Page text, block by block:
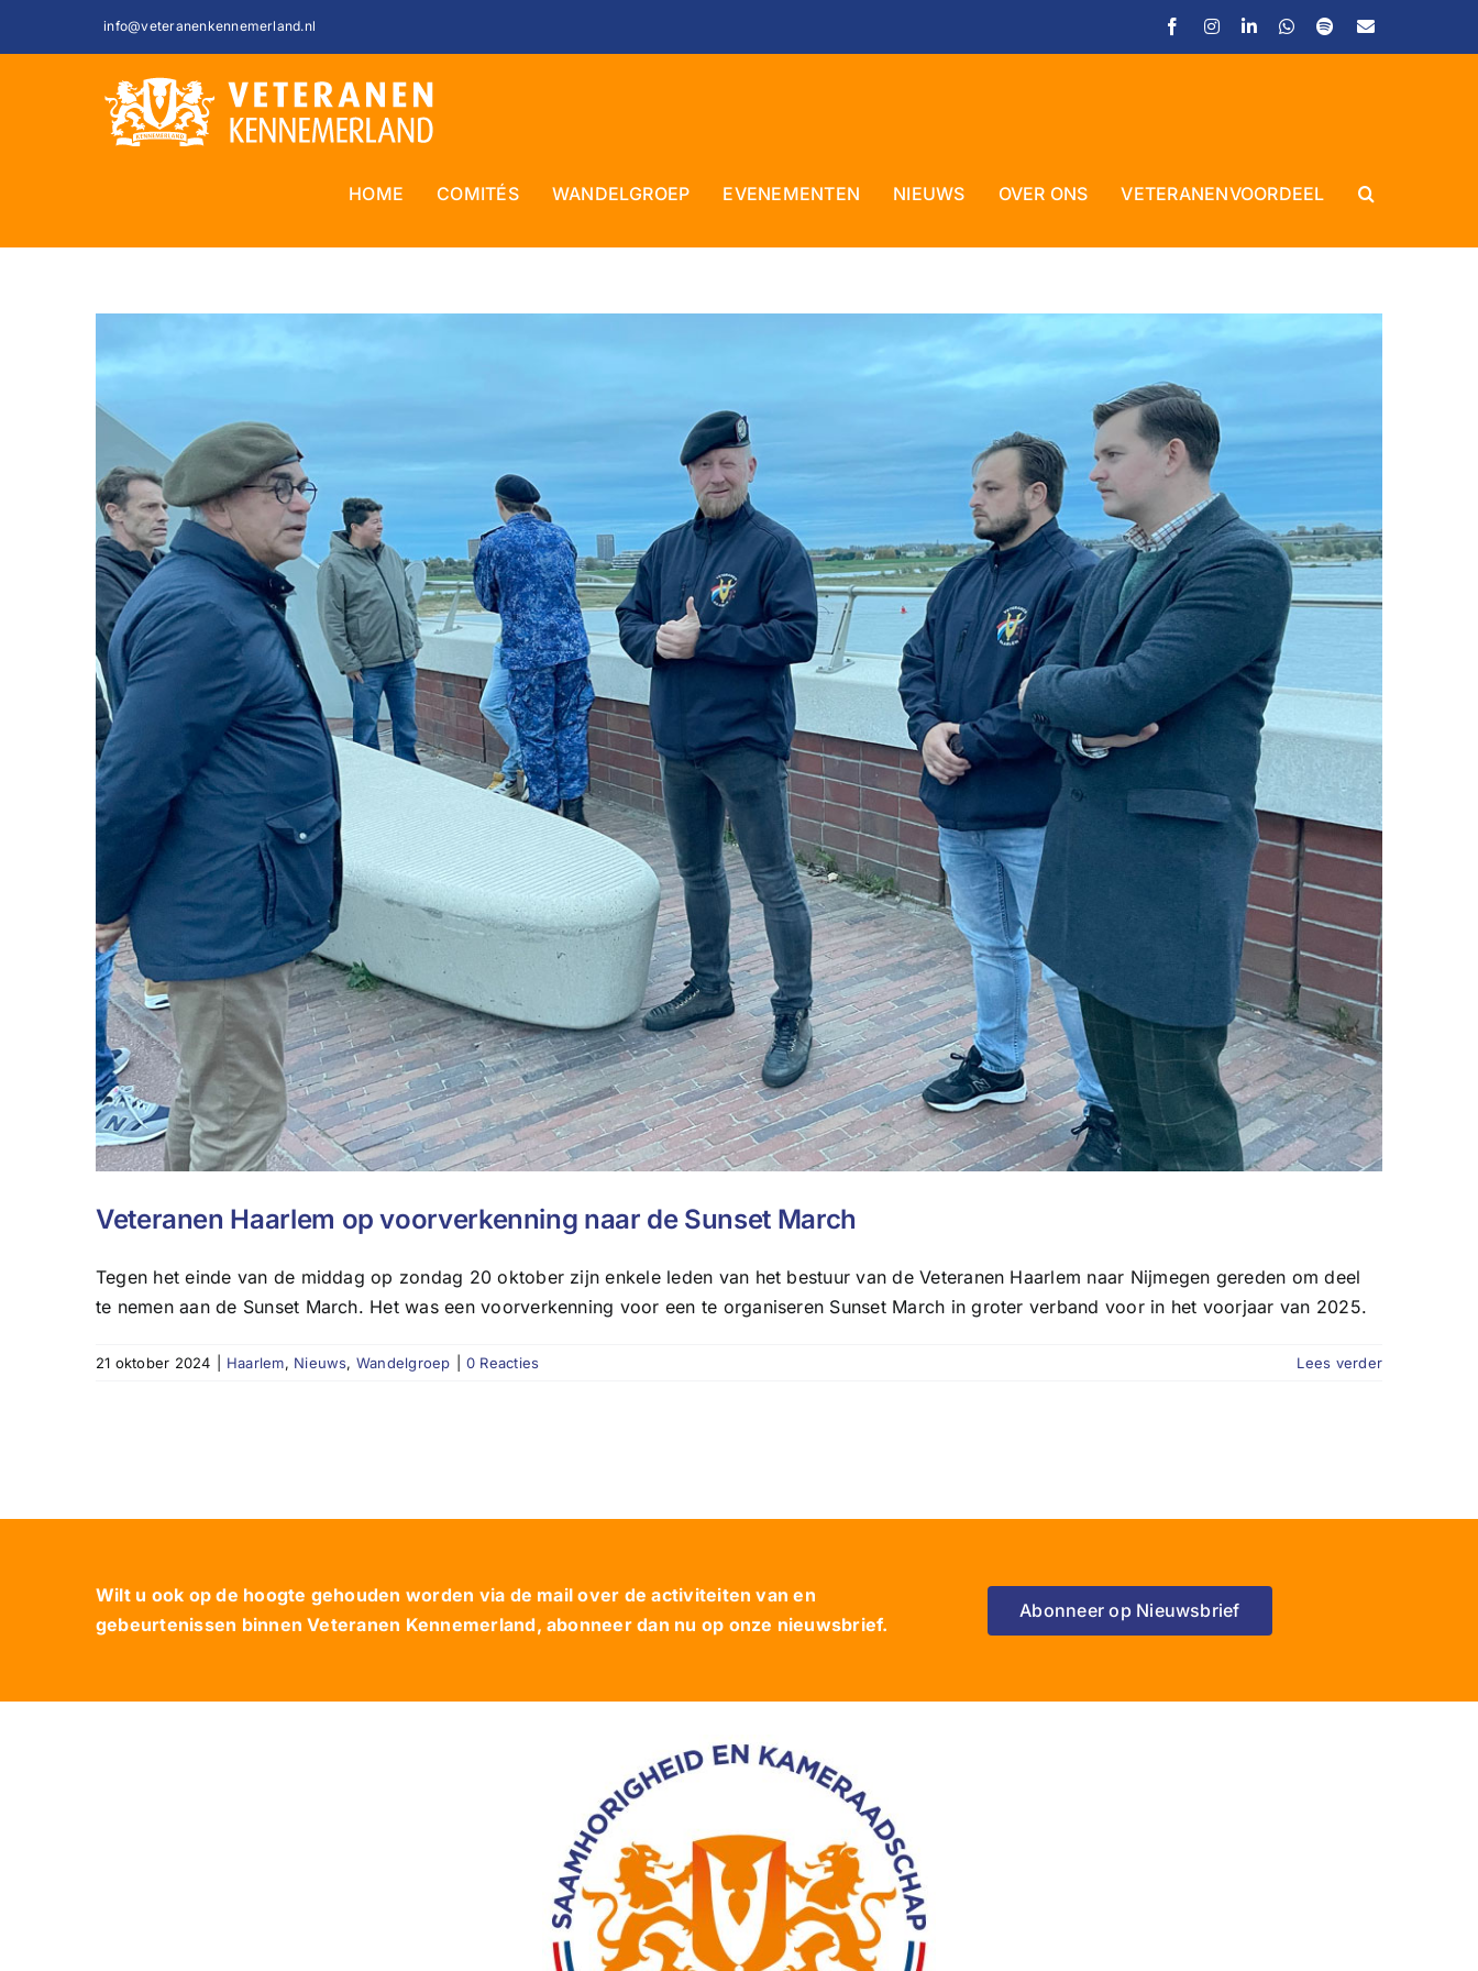
info@veteranenkennemerland.nl FacebookInstagramLinkedInWhatsApp
SpotifyE-
HOME COMITÉS WANDELGROEP EVENEMENTEN NIEUWS OVER ONS VETERANENVOORDEEL
Veteranen Haarlem op voorverkenning naar de Sunset March
Tegen het einde van de middag op zondag 20 oktober zijn enkele leden van het bestuur van de Veteranen Haarlem naar Nijmegen gereden om deel
te nemen aan de Sunset March. Het was een voorverkenning voor een te organiseren Sunset March in groter verband voor in het voorjaar van 2025.
21 oktober 2024 Haarlem, Nieuws, Wandelgroep 0 Reacties Lees verder
Wilt u ook op de hoogte gehouden worden via de mail over de activiteiten van en
gebeurtenissen binnen Veteranen Kennemerland, abonneer dan nu op onze nieuwsbrief.
Abonneer op Nieuwsbrief